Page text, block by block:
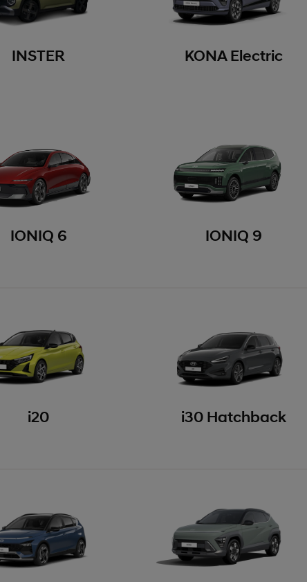
INSTER KONA Electric
IONIQ 6 IONIQ 9
i20 i30 Hatchback